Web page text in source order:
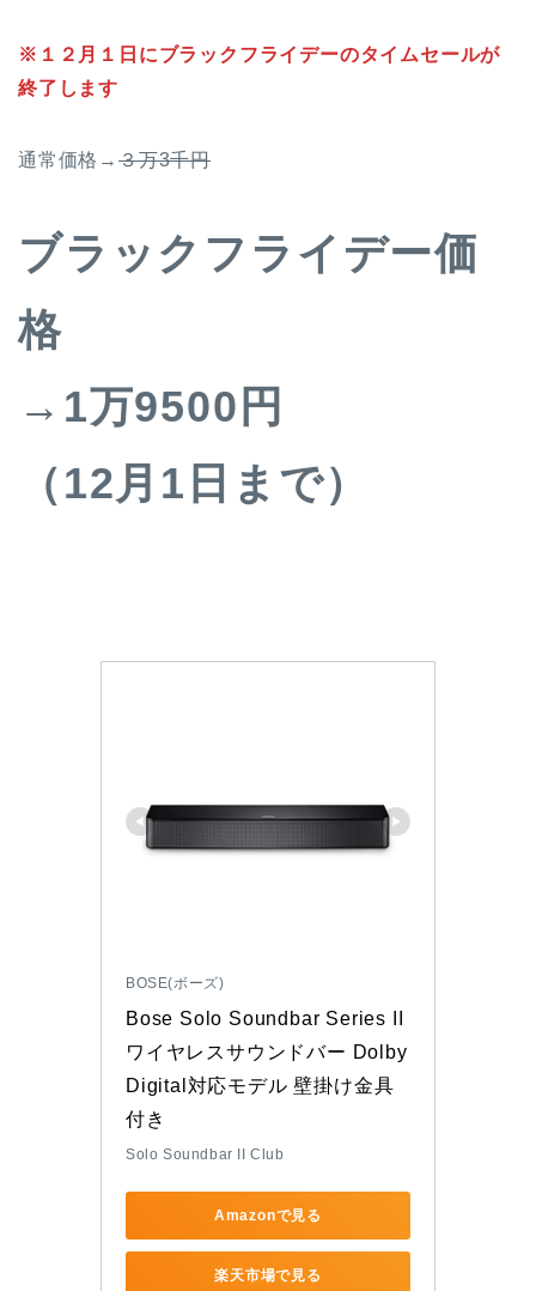
※１２月１日にブラックフライデーのタイムセールが
終了します
通常価格→ ３万3千円
ブラックフライデー価
格
→1万9500円
（12月1日まで）
BOSE(ボーズ)
Bose Solo Soundbar Series II
ワイヤレスサウンドバー Dolby
Digital対応モデル 壁掛け金具
付き
Solo Soundbar II Club
Amazonで見る
楽天市場で見る